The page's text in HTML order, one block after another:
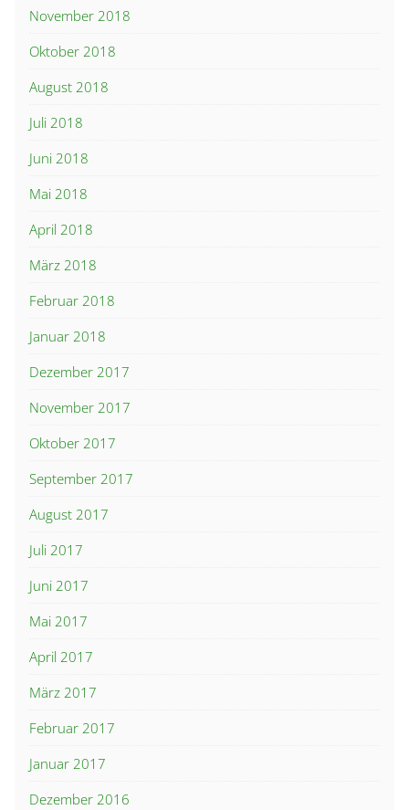
November 2018
Oktober 2018
August 2018
Juli 2018
Juni 2018
Mai 2018
April 2018
März 2018
Februar 2018
Januar 2018
Dezember 2017
November 2017
Oktober 2017
September 2017
August 2017
Juli 2017
Juni 2017
Mai 2017
April 2017
März 2017
Februar 2017
Januar 2017
Dezember 2016